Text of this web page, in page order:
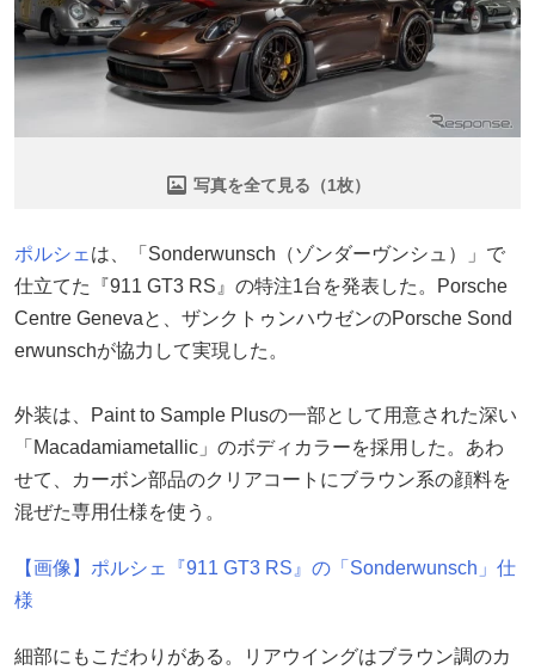
写真を全て見る（1枚）
ポルシェ は、「Sonderwunsch（ゾンダーヴンシュ）」で
仕立てた『911 GT3 RS』の特注1台を発表した。Porsche
Centre Genevaと、ザンクトゥンハウゼンのPorsche Sond
erwunschが協力して実現した。
外装は、Paint to Sample Plusの一部として用意された深い
「Macadamiametallic」のボディカラーを採用した。あわ
せて、カーボン部品のクリアコートにブラウン系の顔料を
混ぜた専用仕様を使う。
【画像】ポルシェ『911 GT3 RS』の「Sonderwunsch」仕
様
細部にもこだわりがある。リアウイングはブラウン調のカ